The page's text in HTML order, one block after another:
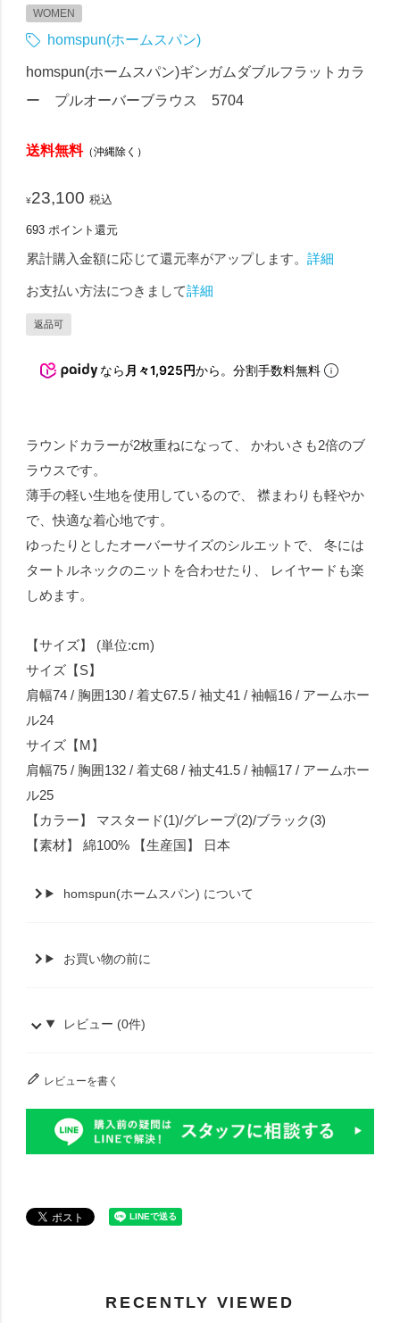
WOMEN
homspun(ホームスパン)
homspun(ホームスパン)ギンガムダブルフラットカラ
ー プルオーバーブラウス 5704
送料無料（沖縄除く）
¥23,100 税込
693 ポイント還元
累計購入金額に応じて還元率がアップします。詳細
お支払い方法につきまして詳細
返品可
なら 月々1,925円から。分割手数料無料
ラウンドカラーが2枚重ねになって、 かわいさも2倍のブ
ラウスです。
薄手の軽い生地を使用しているので、 襟まわりも軽やか
で、快適な着心地です。
ゆったりとしたオーバーサイズのシルエットで、 冬には
タートルネックのニットを合わせたり、 レイヤードも楽
しめます。
【サイズ】 (単位:cm)
サイズ【S】
肩幅74 / 胸囲130 / 着丈67.5 / 袖丈41 / 袖幅16 / アームホー
ル24
サイズ【M】
肩幅75 / 胸囲132 / 着丈68 / 袖丈41.5 / 袖幅17 / アームホー
ル25
【カラー】 マスタード(1)/グレープ(2)/ブラック(3)
【素材】 綿100% 【生産国】 日本
homspun(ホームスパン) について
お買い物の前に
レビュー (0件)
レビューを書く
RECENTLY VIEWED